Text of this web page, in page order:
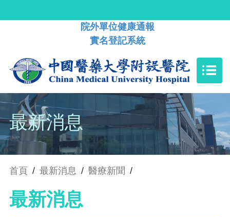
院外單位健康通報
實名登記系統
最新消息
首頁 / 最新消息 / 醫療新聞 /
最新消息